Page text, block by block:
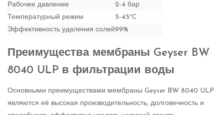
Рабочее давление
2-4 бар
Температурный режим
5-45°C
Эффективность удаления солей99%
Преимущества мембраны Geyser BW
8040 ULP в фильтрации воды
Основными преимуществами мембраны Geyser BW 8040 ULP
являются её высокая производительность, долговечность и